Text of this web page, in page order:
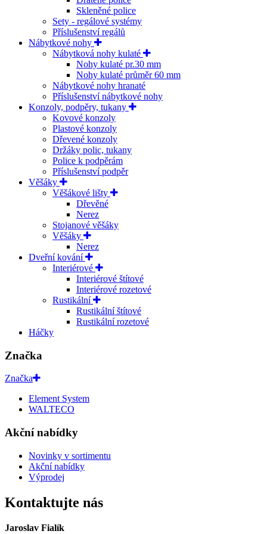
Skleněné police
Sety - regálové systémy
Příslušenství regálů
Nábytkové nohy
Nábytková nohy kulaté
Nohy kulaté pr.30 mm
Nohy kulaté průměr 60 mm
Nábytkové nohy hranaté
Příslušenství nábytkové nohy
Konzoly, podpěry, tukany
Kovové konzoly
Plastové konzoly
Dřevené konzoly
Držáky polic, tukany
Police k podpěrám
Příslušenství podpěr
Věšáky
Věšákové lišty
Dřevěné
Nerez
Stojanové věšáky
Věšáky
Nerez
Dveřní kování
Interiérové
Interiérové štítové
Interiérové rozetové
Rustikální
Rustikální štítové
Rustikální rozetové
Háčky
Značka
Značka
Element System
WALTECO
Akční nabídky
Novinky v sortimentu
Akční nabídky
Výprodej
Kontaktujte nás
Jaroslav Fialík